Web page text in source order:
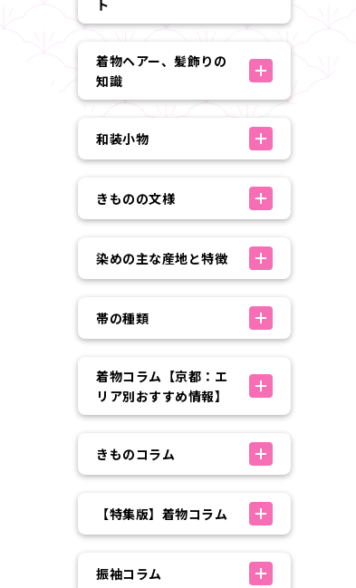
ト
着物ヘアー、髪飾りの
知識
和装小物
きものの文様
染めの主な産地と特徴
帯の種類
着物コラム【京都：エ
リア別おすすめ情報】
きものコラム
【特集版】着物コラム
振袖コラム